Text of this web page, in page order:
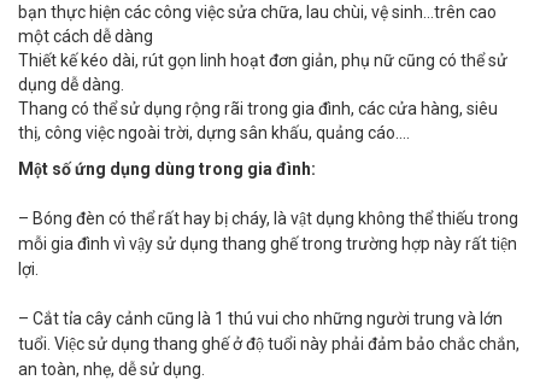
bạn thực hiện các công việc sửa chữa, lau chùi, vệ sinh…trên cao
một cách dễ dàng
Thiết kế kéo dài, rút gọn linh hoạt đơn giản, phụ nữ cũng có thể sử
dụng dễ dàng.
Thang có thể sử dụng rộng rãi trong gia đình, các cửa hàng, siêu
thị, công việc ngoài trời, dựng sân khấu, quảng cáo….
Một số ứng dụng dùng trong gia đình:
– Bóng đèn có thể rất hay bị cháy, là vật dụng không thể thiếu trong
mỗi gia đình vì vậy sử dụng thang ghế trong trường hợp này rất tiện
lợi.
– Cắt tỉa cây cảnh cũng là 1 thú vui cho những người trung và lớn
tuổi. Việc sử dụng thang ghế ở độ tuổi này phải đảm bảo chắc chắn,
an toàn, nhẹ, dễ sử dụng.